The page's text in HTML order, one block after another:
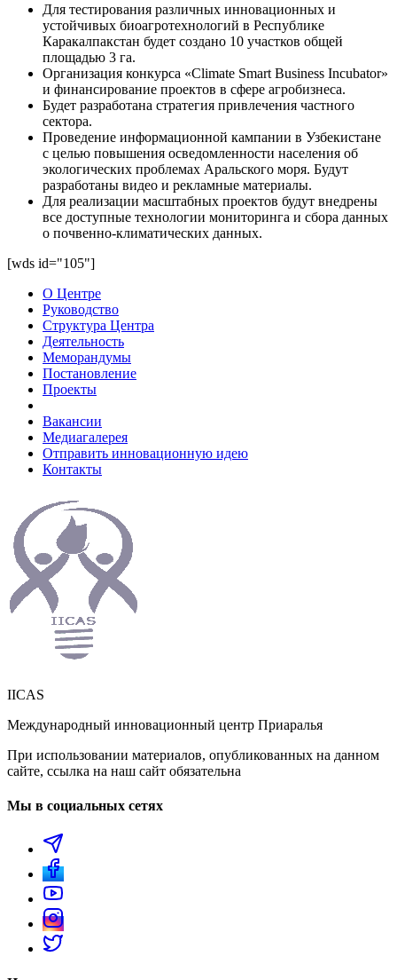
Для тестирования различных инновационных и
устойчивых биоагротехнологий в Республике
Каракалпакстан будет создано 10 участков общей
площадью 3 га.
Организация конкурса «Climate Smart Business Incubator»
и финансирование проектов в сфере агробизнеса.
Будет разработана стратегия привлечения частного
сектора.
Проведение информационной кампании в Узбекистане
с целью повышения осведомленности населения об
экологических проблемах Аральского моря. Будут
разработаны видео и рекламные материалы.
Для реализации масштабных проектов будут внедрены
все доступные технологии мониторинга и сбора данных
о почвенно-климатических данных.
[wds id="105"]
О Центре
Руководство
Структура Центра
Деятельность
Меморандумы
Постановление
Проекты
Вакансии
Медиагалерея
Отправить инновационную идею
Контакты
IICAS
Международный инновационный центр Приаралья
При использовании материалов, опубликованных на данном
сайте, ссылка на наш сайт обязательна
Мы в социальных сетях